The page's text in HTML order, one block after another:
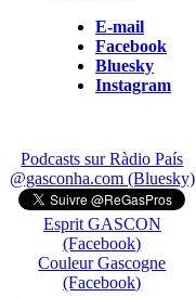
E-mail
Facebook
Bluesky
Instagram
Podcasts sur Ràdio País
@gasconha.com (Bluesky)
Esprit GASCON
(Facebook)
Couleur Gascogne
(Facebook)